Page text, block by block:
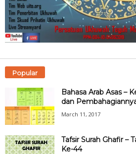
Popular
Bahasa Arab Asas –
dan
March 11, 2017
Tafsir Surah Ghafir –
Ke-44